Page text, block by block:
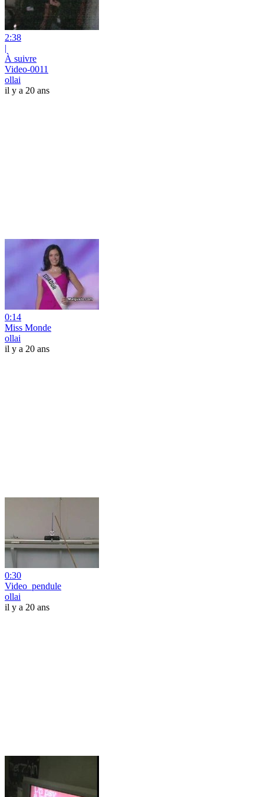
2:38
|
À suivre
Video-0011
ollai
il y a 20 ans
0:14
Miss Monde
ollai
il y a 20 ans
0:30
Video_pendule
ollai
il y a 20 ans